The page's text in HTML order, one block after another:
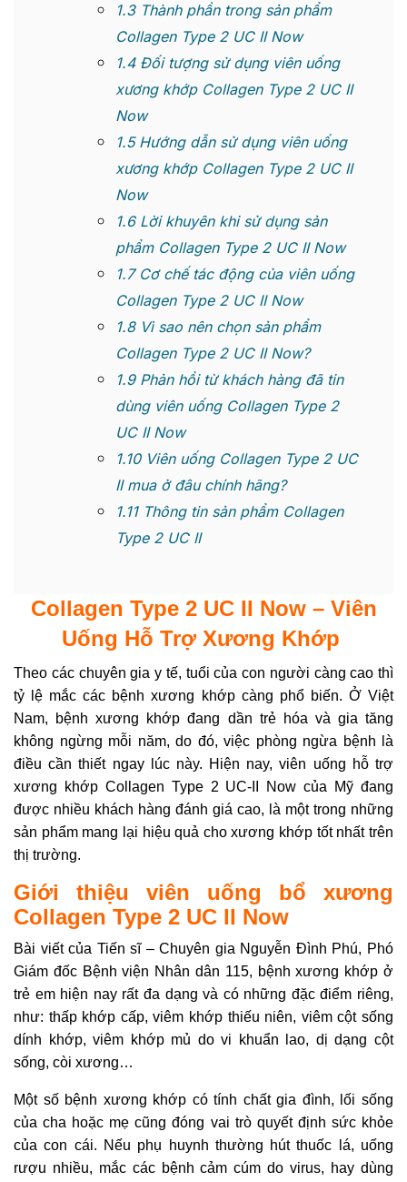
1.3Thành phần trong sản phẩm
Collagen Type 2 UC II Now
1.4Đối tượng sử dụng viên uống
xương khớp Collagen Type 2 UC II
Now
1.5Hướng dẫn sử dụng viên uống
xương khớp Collagen Type 2 UC II
Now
1.6Lời khuyên khi sử dụng sản
phẩm Collagen Type 2 UC II Now
1.7Cơ chế tác động của viên uống
Collagen Type 2 UC II Now
1.8Vì sao nên chọn sản phẩm
Collagen Type 2 UC II Now?
1.9Phản hồi từ khách hàng đã tin
dùng viên uống Collagen Type 2
UC II Now
1.10Viên uống Collagen Type 2 UC
II mua ở đâu chính hãng?
1.11Thông tin sản phẩm Collagen
Type 2 UC II
Collagen Type 2 UC II Now– Viên
Uống Hỗ Trợ Xương Khớp
Theo các chuyên gia y tế, tuổi của con người càng cao thì
tỷ lệ mắc các bệnh xương khớp càng phổ biến. Ở Việt
Nam, bệnh xương khớp đang dần trẻ hóa và gia tăng
không ngừng mỗi năm, do đó, việc phòng ngừa bệnh là
điều cần thiết ngay lúc này. Hiện nay, viên uống hỗ trợ
xương khớp Collagen Type 2 UC-II Now của Mỹ đang
được nhiều khách hàng đánh giá cao, là một trong những
sản phẩm mang lại hiệu quả cho xương khớp tốt nhất trên
thị trường.
Giới thiệu viên uống bổ xương
Collagen Type 2 UC II Now
Bài viết của Tiến sĩ – Chuyên gia Nguyễn Đình Phú, Phó
Giám đốc Bệnh viện Nhân dân 115, bệnh xương khớp ở
trẻ em hiện nay rất đa dạng và có những đặc điểm riêng,
như: thấp khớp cấp, viêm khớp thiếu niên, viêm cột sống
dính khớp, viêm khớp mủ do vi khuẩn lao, dị dạng cột
sống, còi xương…
Một số bệnh xương khớp có tính chất gia đình, lối sống
của cha hoặc mẹ cũng đóng vai trò quyết định sức khỏe
của con cái. Nếu phụ huynh thường hút thuốc lá, uống
rượu nhiều, mắc các bệnh cảm cúm do virus, hay dùng